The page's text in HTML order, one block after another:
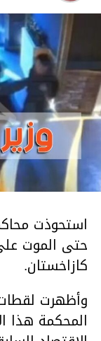
استحوذت
حتى الموت
كازاخستان.
وأظهرت
المحكمة هذا